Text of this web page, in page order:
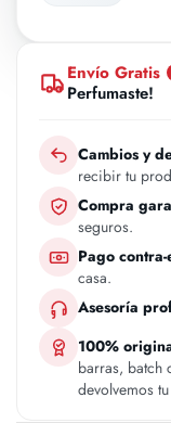
Envío Gratis
Perfumaste!
Cambios y
recibir tu
Compra
seguros.
Pago
casa.
Asesoría
100%
barras, batch
devolvemos